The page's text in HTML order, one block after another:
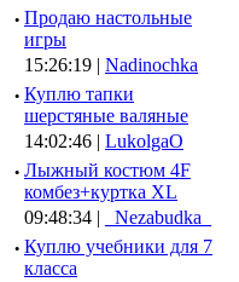
· Продаю настольные
игры
15:26:19 | Nadinochka
· Куплю тапки
шерстяные валяные
14:02:46 | LukolgaO
· Лыжный костюм 4F
комбез+куртка XL
09:48:34 |
_Nezabudka_
· Куплю учебники для 7
класса